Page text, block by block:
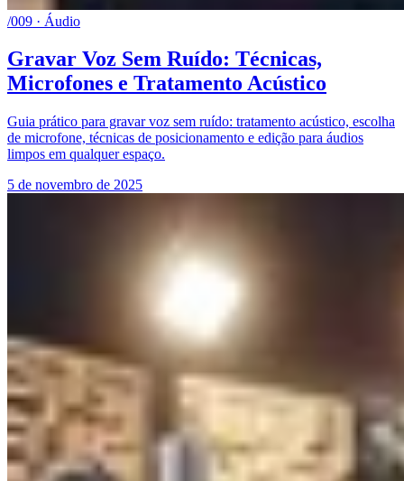
/009 · Áudio
Gravar Voz Sem Ruído: Técnicas,
Microfones e Tratamento Acústico
Guia prático para gravar voz sem ruído: tratamento acústico, escolha
de microfone, técnicas de posicionamento e edição para áudios
limpos em qualquer espaço.
5 de novembro de 2025